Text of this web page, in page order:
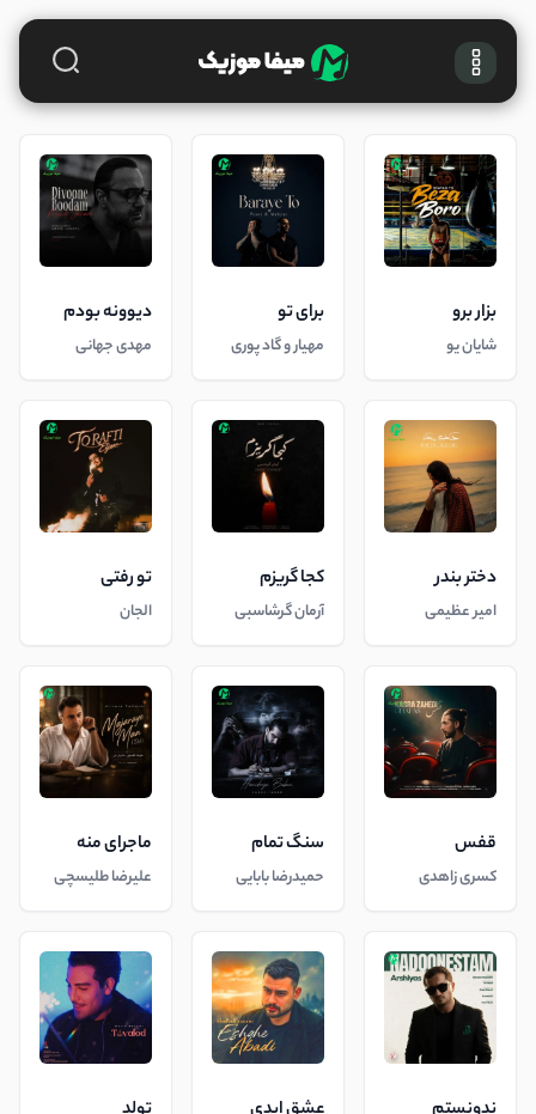
بزار برو
شایان یو
برای تو
مهیار و گاد پوری
دیوونه بودم
مهدی جهانی
دختر بندر
امیر عظیمی
کجا گریزم
آرمان گرشاسبی
تو رفتی
الجان
قفس
کسری زاهدی
سنگ تمام
حمیدرضا بابایی
ماجرای منه
علیرضا طلیسچی